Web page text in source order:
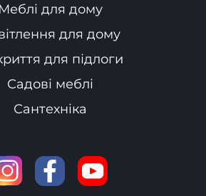
Меблі для дому
для дому
для підлоги
Садові меблі
Сантехніка